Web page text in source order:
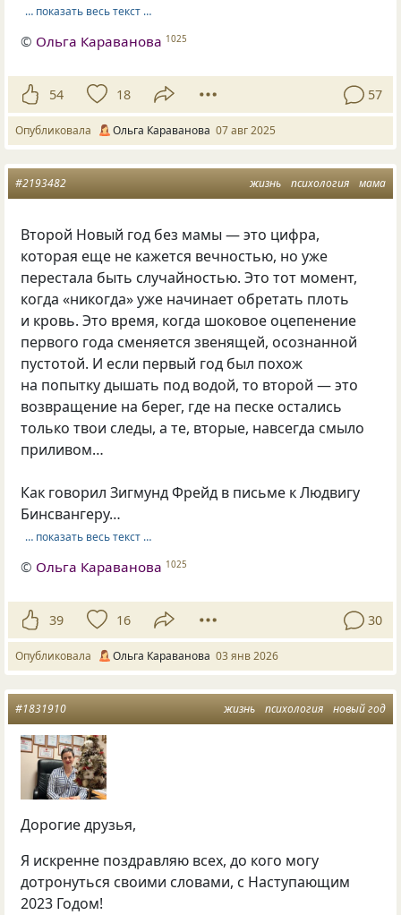
… показать весь текст …
© Ольга Караванова 1025
54 18 57
Опубликовала Ольга Караванова 07 авг 2025
жизнь психология мама
#2193482
Второй Новый год без мамы — это цифра,
которая еще не кажется вечностью, но уже
перестала быть случайностью. Это тот момент,
когда «никогда» уже начинает обретать плоть
и кровь. Это время, когда шоковое оцепенение
первого года сменяется звенящей, осознанной
пустотой. И если первый год был похож
на попытку дышать под водой, то второй — это
возвращение на берег, где на песке остались
только твои следы, а те, вторые, навсегда смыло
приливом…
Как говорил Зигмунд Фрейд в письме к Людвигу
Бинсвангеру…
… показать весь текст …
© Ольга Караванова 1025
39 16 30
Опубликовала Ольга Караванова 03 янв 2026
жизнь психология новый год
#1831910
Дорогие друзья,
Я искренне поздравляю всех, до кого могу
дотронуться своими словами, с Наступающим
2023 Годом!